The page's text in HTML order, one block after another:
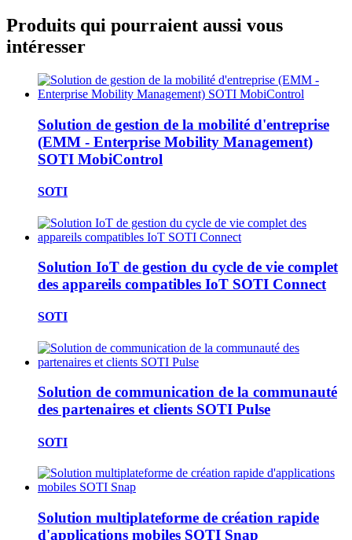
Produits qui pourraient aussi vous
intéresser
Solution de gestion de la mobilité d'entreprise
(EMM - Enterprise Mobility Management)
SOTI MobiControl
SOTI
Solution IoT de gestion du cycle de vie complet
des appareils compatibles IoT SOTI Connect
SOTI
Solution de communication de la communauté
des partenaires et clients SOTI Pulse
SOTI
Solution multiplateforme de création rapide
d'applications mobiles SOTI Snap